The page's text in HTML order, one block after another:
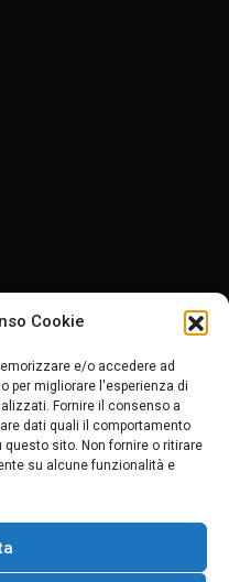
Cookie
e/o accedere ad
per migliorare l'esperienza di
Fornire il consenso a
dati quali il comportamento
sito. Non fornire o ritirare
su alcune funzionalità e